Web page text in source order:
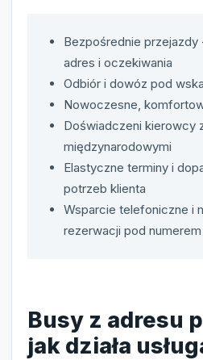
Bezpośrednie
adres i oczekiwania
Odbiór i dowóz pod
Nowoczesne,
Doświadczeni kierowcy
międzynarodowymi
Elastyczne terminy i
potrzeb klienta
Wsparcie telefoniczne i
rezerwacji pod
Busy z adresu
jak działa